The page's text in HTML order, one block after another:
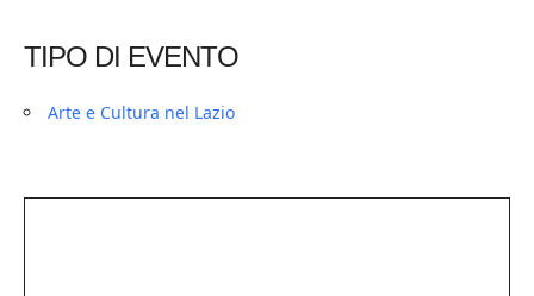
TIPO DI EVENTO
Arte e Cultura nel Lazio